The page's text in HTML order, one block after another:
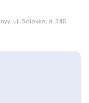
ul. Golovko, d. 345